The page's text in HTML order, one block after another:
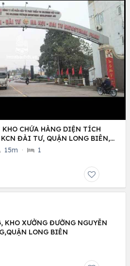
KHO CHỨA HÀNG DIỆN TÍCH
ĐÀI TƯ, QUẬN LONG BIÊN,
15m · 1
KHO XƯỞNG ĐƯỜNG NGUYỄN
LONG BIÊN